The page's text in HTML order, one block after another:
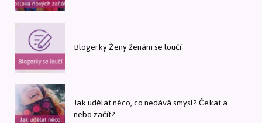
Blogerky Ženy ženám se loučí
Jak udělat něco, co nedává smysl? Čekat a
nebo začít?